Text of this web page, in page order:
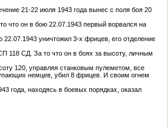
21-22 июля 1943 года вынес с поля боя 20
что он в бою 22.07.1943 первый ворвался на
уничтожил 3-х фрицев, его отделение
118 СД. За то что он в боях за высоту, личным
120, управляя станковым пулеметом, все
немцев, убил 8 фрицев. И своим огнем
года, находясь в боевых порядках, оказал